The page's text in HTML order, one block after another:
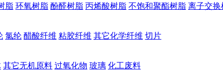
脂 环氧树脂 酚醛树脂 丙烯酸树脂 不饱和聚酯树脂 离子交换
氯纶 醋酸纤维 粘胶纤维 其它化学纤维 切片
其它无机原料 过氧化物 玻璃 化工废料